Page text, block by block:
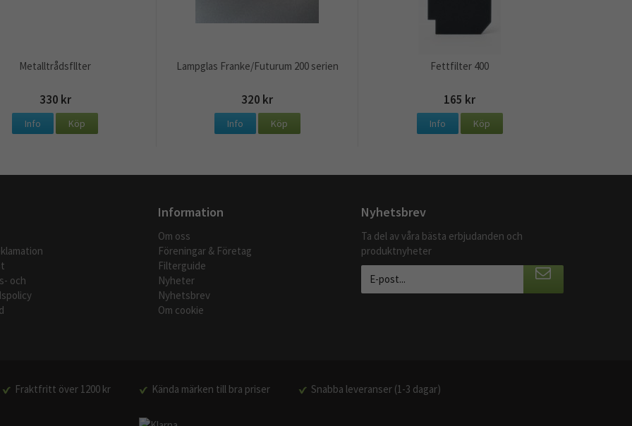
Metalltrådsfllter
330 kr
Info Köp
Lampglas Franke/Futurum 200 serien
320 kr
Info Köp
Fettfilter 400
165 kr
Info Köp
och
Information
Om oss
Föreningar & Företag
Filterguide
Nyheter
Nyhetsbrev
Om cookie
Nyhetsbrev
Ta del av våra bästa erbjudanden och
produktnyheter
Fraktfritt över 1200 kr Kända märken till bra priser Snabba leveranser (1-3 dagar)